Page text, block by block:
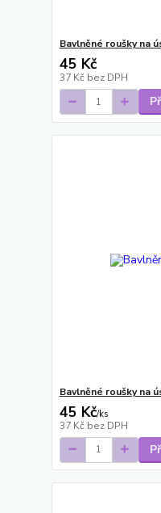
Bavlněné roušky na
45 Kč
37 Kč bez DPH
Bavlněné roušky na
45 Kč/ks
37 Kč bez DPH